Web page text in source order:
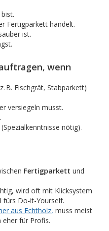
Fertigparkett handelt.
ist.
wenn
B. Fischgrät, Stabparkett)
versiegeln musst.
nötig).
Fertigparkett und
wird oft mit Klicksystem
fürs Do-it-Yourself.
aus Echtholz, muss meist
eher für Profis.